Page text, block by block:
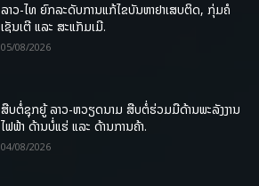
ລາວ-ໄທ ຍົກລະດັບການແກ້ໄຂບັນຫາຢາເສບຕິດ, ກຸ່ມຄໍ
ເຊັນເຕີ ແລະ ສະແກັມເມີ.
05/08/2026
ສືບຕໍ່ຊຸກຍູ້ ລາວ-ຫວຽດນາມ ສືບຕໍ່ຮ່ວມມືດ້ານພະລັງງານ
ໄຟຟ້າ ດ້ານບໍ່ແຮ່ ແລະ ດ້ານການຄ້າ.
04/08/2026